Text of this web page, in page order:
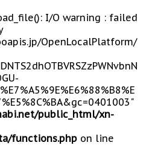
I/O warning : failed
OpenLocalPlatform/
public_html/xn-
functions.php on line